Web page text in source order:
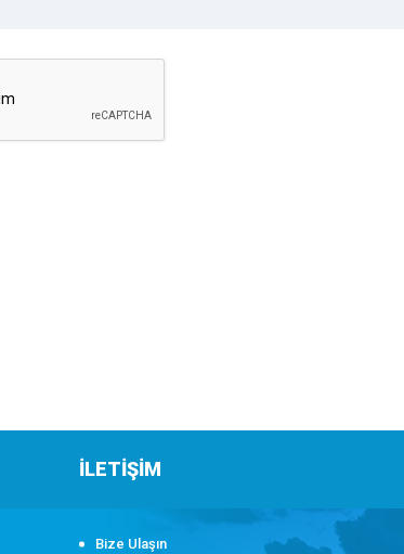
İLETİŞİM
Bize Ulaşın